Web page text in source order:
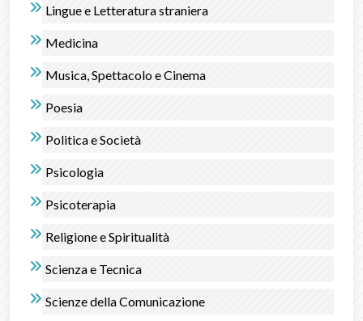
Lingue e Letteratura straniera
Medicina
Musica, Spettacolo e Cinema
Poesia
Politica e Società
Psicologia
Psicoterapia
Religione e Spiritualità
Scienza e Tecnica
Scienze della Comunicazione